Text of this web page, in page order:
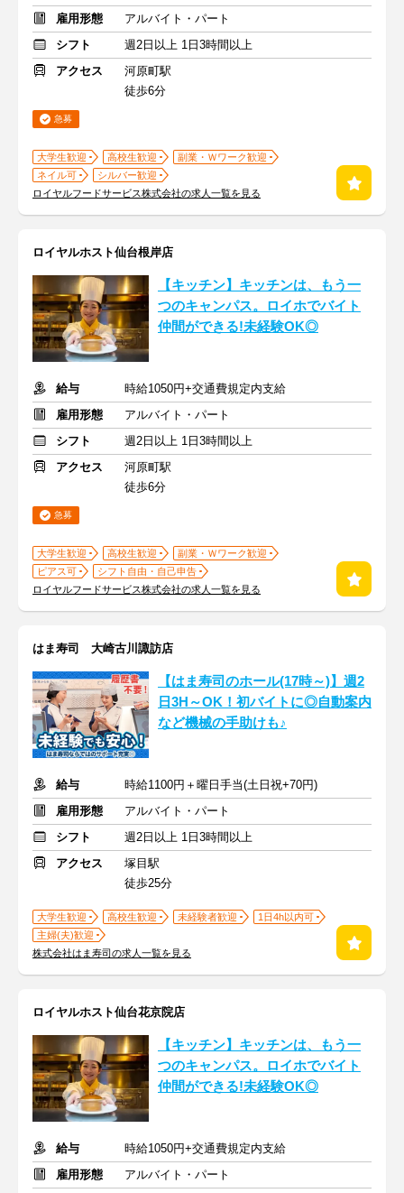
雇用形態
アルバイト・パート
シフト
週2日以上 1日3時間以上
アクセス
河原町駅
徒歩6分
急募
大学生歓迎 高校生歓迎
副業・Ｗワーク歓迎
ネイル可
シルバー歓迎
ロイヤルフードサービス株式会社の求人一覧を見る
ロイヤルホスト仙台根岸店
【キッチン】キッチンは、もう一
つのキャンパス。ロイホでバイト
仲間ができる!未経験OK◎
給与
時給1050円+交通費規定内支給
雇用形態
アルバイト・パート
シフト
週2日以上 1日3時間以上
アクセス
河原町駅
徒歩6分
急募
大学生歓迎 高校生歓迎
副業・Ｗワーク歓迎
ピアス可
シフト自由・自己申告
ロイヤルフードサービス株式会社の求人一覧を見る
はま寿司 大崎古川諏訪店
【はま寿司のホール(17時～)】週2
日3H～OK！初バイトに◎自動案内
など機械の手助けも♪
給与
時給1100円＋曜日手当(土日祝+70円)
雇用形態
アルバイト・パート
シフト
週2日以上 1日3時間以上
アクセス
塚目駅
徒歩25分
大学生歓迎 高校生歓迎 未経験者歓迎
1日4h以内可
主婦(夫)歓迎
株式会社はま寿司の求人一覧を見る
ロイヤルホスト仙台花京院店
【キッチン】キッチンは、もう一
つのキャンパス。ロイホでバイト
仲間ができる!未経験OK◎
給与
時給1050円+交通費規定内支給
雇用形態
アルバイト・パート